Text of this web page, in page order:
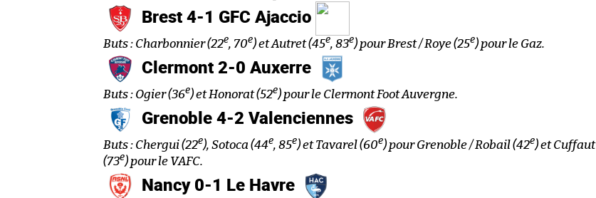
Brest 4-1 GFC Ajaccio
Buts : Charbonnier (22e, 70e) et Autret (45e, 83e) pour Brest / Roye (25e) pour le Gaz.
Clermont 2-0 Auxerre
Buts : Ogier (36e) et Honorat (52e) pour le Clermont Foot Auvergne.
Grenoble 4-2 Valenciennes
Buts : Chergui (22e), Sotoca (44e, 85e) et Tavarel (60e) pour Grenoble / Robail (42e) et Cuffaut
(73e) pour le VAFC.
Nancy 0-1 Le Havre